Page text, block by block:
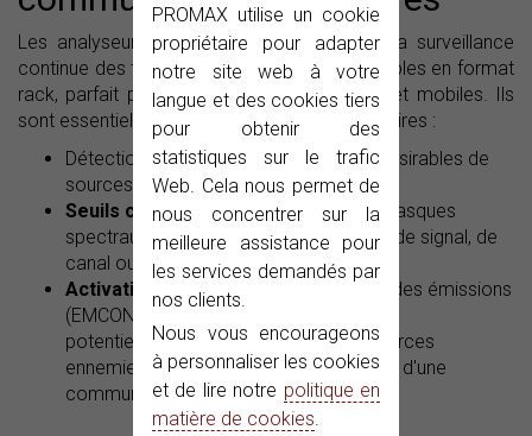
PROMAX utilise un cookie
propriétaire pour adapter
notre site web à votre
langue et des cookies tiers
pour obtenir des
statistiques sur le trafic
Web. Cela nous permet de
nous concentrer sur la
meilleure assistance pour
les services demandés par
nos clients.
Nous vous encourageons
à personnaliser les cookies
et de lire notre politique en
matière de cookies
Les analyseurs de spectre PROMAX, pour la surveillance
continue des fréquences (24/7), sont disponibles en format
rack, parfait pour les bases militaires fixes et mobiles. Ils
sont essentiels pour les ingénieurs radio militaires :
Détection automatique d'émissions indésirables de
sources potentiellement.
Seuils configurables, basés sur des masques
spectraux ou sur des valeurs de qualité de signal, de
canal ou de bande.
Activation d'alarmes
pour le contrôle des émissions
(EMCON) lors de la détection d'un signal
potentiellement nuisible provenant de forces
ennemies ou de l'exposition involontaire d'une
communication propre.